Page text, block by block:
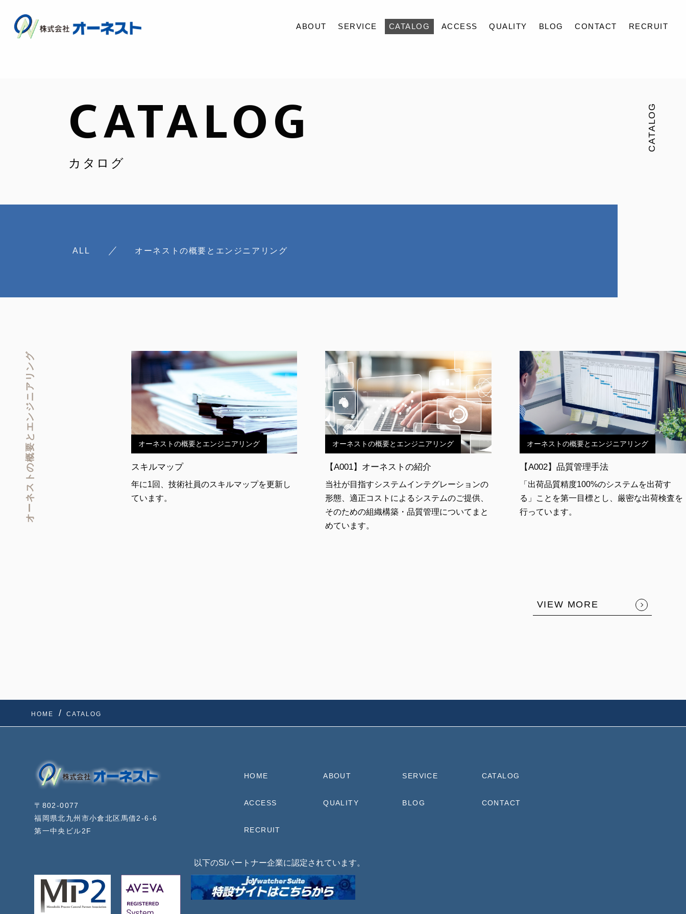
ABOUT SERVICE CATALOG ACCESS QUALITY BLOG CONTACT RECRUIT
CONTACT
CATALOG
カタログ
CATALOG
ALL オーネストの概要とエンジニアリング
オーネストの概要とエンジニアリング オーネストの概要とエンジニアリング
スキルマップ
年に1回、技術社員のスキルマップを更新し
ています。
オーネストの概要とエンジニアリング
【A001】オーネストの紹介
当社が目指すシステムインテグレーションの
形態、適正コストによるシステムのご提供、
そのための組織構築・品質管理についてまと
めています。
オーネストの概要とエンジニアリング
【A002】品質管理手法
「出荷品質精度100%のシステムを出荷す
る」ことを第一目標とし、厳密な出荷検査を
行っています。
VIEW MORE
HOME CATALOG
〒802-0077
福岡県北九州市小倉北区馬借2-6-6
第一中央ビル2F
HOME ABOUT SERVICE CATALOG
ACCESS QUALITY BLOG CONTACT
RECRUIT
以下のSIパートナー企業に認定されています。